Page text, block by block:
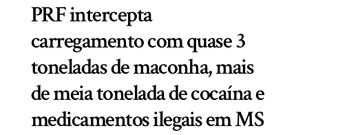
PRF intercepta
carregamento com quase 3
toneladas de maconha, mais
de meia tonelada de cocaína e
medicamentos ilegais em MS